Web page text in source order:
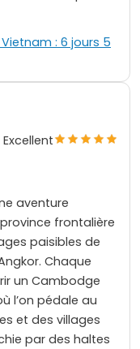
: 6 jours 5
Excellent
aventure
frontalière
paisibles de
Chaque
un Cambodge
l’on pédale au
et des villages
par des haltes